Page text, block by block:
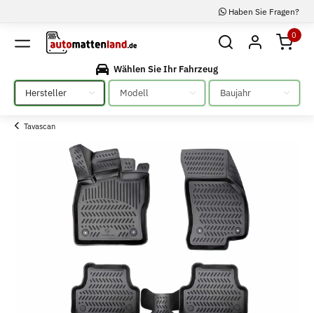
Haben Sie Fragen?
0
Wählen Sie Ihr Fahrzeug
Bitte auswählen
Bitte auswählen Bitte auswählen
Tavascan